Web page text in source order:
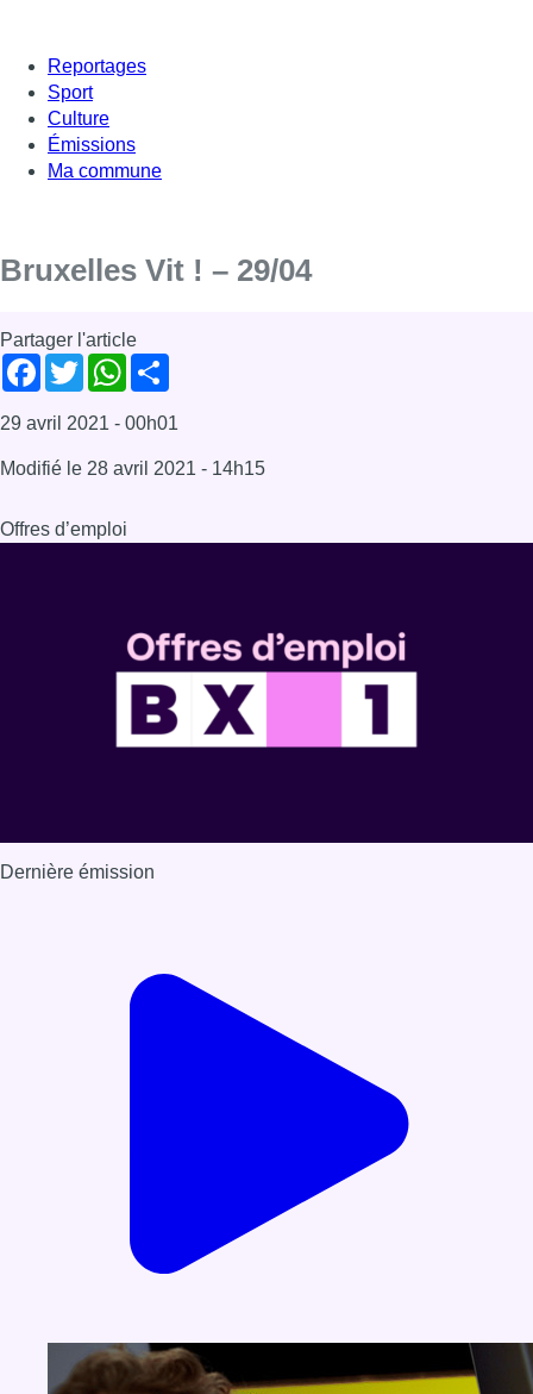
Reportages
Sport
Culture
Émissions
Ma commune
Bruxelles Vit ! – 29/04
Partager l'article
Facebook
TwitterWhatsApp
29 avril 2021 - 00h01
Modifié le 28 avril 2021 - 14h15
Offres d’emploi
Dernière émission